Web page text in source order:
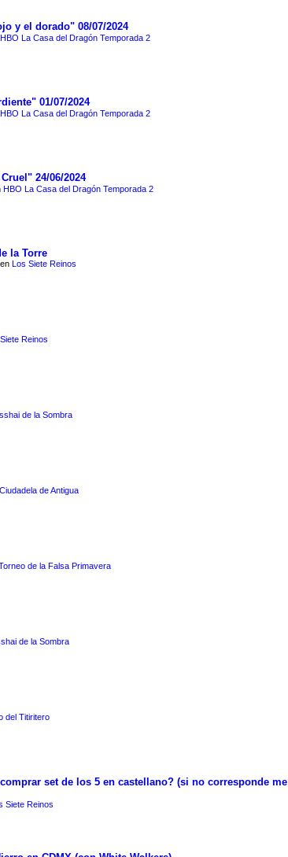
y el dorado" 08/07/2024
HBO La Casa del Dragón Temporada 2
01/07/2024
HBO La Casa del Dragón Temporada 2
24/06/2024
HBO La Casa del Dragón Temporada 2
la Torre
Los Siete Reinos
Siete Reinos
de la Sombra
Ciudadela de Antigua
de la Falsa Primavera
de la Sombra
del Titiritero
set de los 5 en castellano? (si no corresponde me
Siete Reinos